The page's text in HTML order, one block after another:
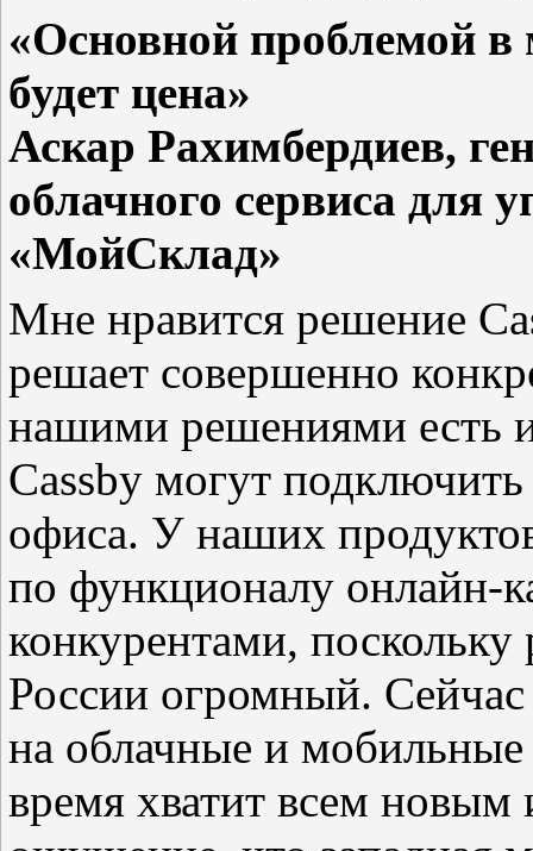
«Основной проблемой в
будет цена»
​Аскар Рахимбердиев,
облачного сервиса для
«МойСклад»
Мне нравится решение
решает совершенно
нашими решениями есть
Cassby могут
офиса. У наших
по функционалу онлайн-
конкурентами,
России огромный.
на облачные и
время хватит всем новым